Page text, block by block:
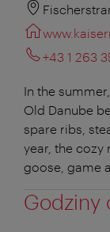
+43 1 263
In the
Old Danube
spare ribs,
year, the cozy
goose, game
Godziny